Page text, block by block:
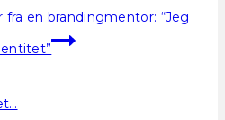
fra en brandingmentor: “Jeg